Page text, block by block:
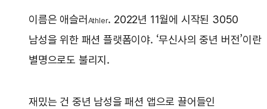
이름은 애슬러 Athler. 2022년 11월에 시작된 3050
남성을 위한 패션 플랫폼이야. ‘무신사의 중년 버전’이란
별명으로도 불리지.
재밌는 건 중년 남성을 패션 앱으로 끌어들인